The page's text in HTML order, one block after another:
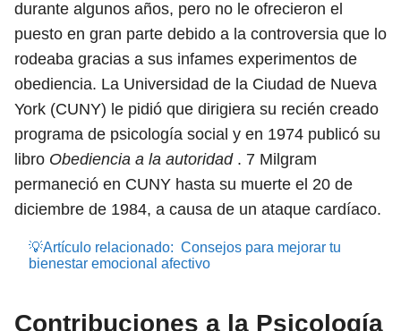
durante algunos años, pero no le ofrecieron el
puesto en gran parte debido a la controversia que lo
rodeaba gracias a sus infames experimentos de
obediencia. La Universidad de la Ciudad de Nueva
York (CUNY) le pidió que dirigiera su recién creado
programa de psicología social y en 1974 publicó su
libro Obediencia a la autoridad. 7 Milgram
permaneció en CUNY hasta su muerte el 20 de
diciembre de 1984, a causa de un ataque cardíaco.
💡Artículo relacionado: Consejos para mejorar tu
bienestar emocional afectivo
Contribuciones a la Psicología